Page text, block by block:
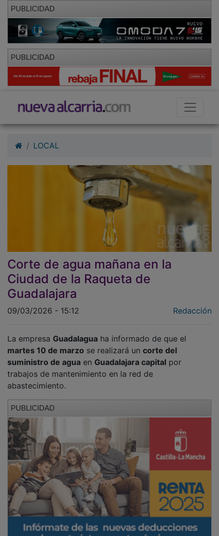
PUBLICIDAD
PUBLICIDAD
Corte de agua mañana en la
Ciudad de la Raqueta de
Guadalajara
09/03/2026 - 15:12
martes 10 de marzose realizará uncorte del
suministro de aguaen Guadalajara capitalpor
trabajos de mantenimiento en la red de
abastecimiento.